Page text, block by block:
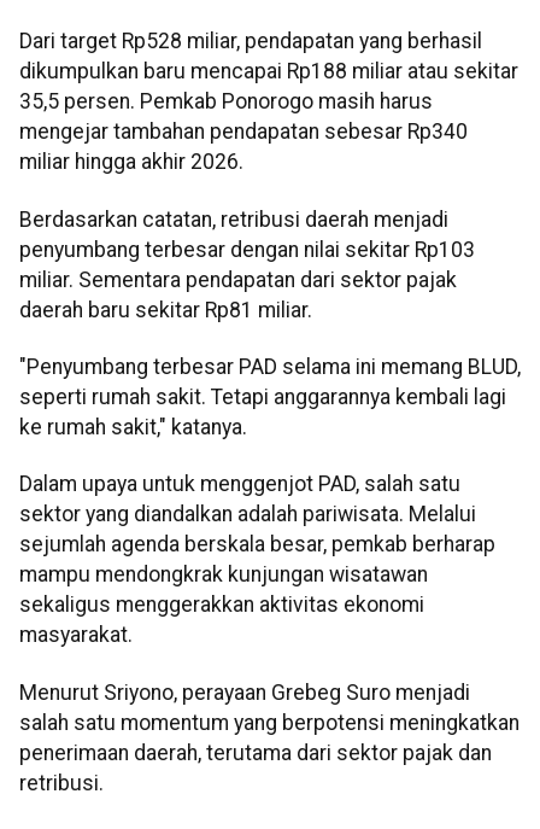
Dari target Rp528 miliar, pendapatan yang berhasil
dikumpulkan baru mencapai Rp188 miliar atau sekitar
35,5 persen. Pemkab Ponorogo masih harus
mengejar tambahan pendapatan sebesar Rp340
miliar hingga akhir 2026.
Berdasarkan catatan, retribusi daerah menjadi
penyumbang terbesar dengan nilai sekitar Rp103
miliar. Sementara pendapatan dari sektor pajak
daerah baru sekitar Rp81 miliar.
"Penyumbang terbesar PAD selama ini memang BLUD,
seperti rumah sakit. Tetapi anggarannya kembali lagi
ke rumah sakit," katanya.
Dalam upaya untuk menggenjot PAD, salah satu
sektor yang diandalkan adalah pariwisata. Melalui
sejumlah agenda berskala besar, pemkab berharap
mampu mendongkrak kunjungan wisatawan
sekaligus menggerakkan aktivitas ekonomi
masyarakat.
Menurut Sriyono, perayaan Grebeg Suro menjadi
salah satu momentum yang berpotensi meningkatkan
penerimaan daerah, terutama dari sektor pajak dan
retribusi.